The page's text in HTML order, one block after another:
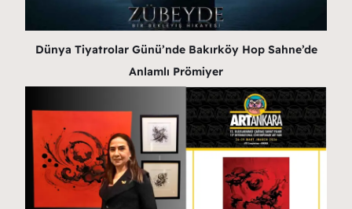
Dünya Tiyatrolar Günü’nde Bakırköy Hop Sahne’de
Anlamlı Prömiyer